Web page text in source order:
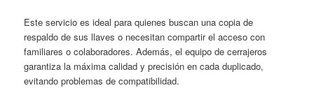
Este servicio es ideal para quienes buscan una copia de
respaldo de sus llaves o necesitan compartir el acceso con
familiares o colaboradores. Además, el equipo de cerrajeros
garantiza la máxima calidad y precisión en cada duplicado,
evitando problemas de compatibilidad.